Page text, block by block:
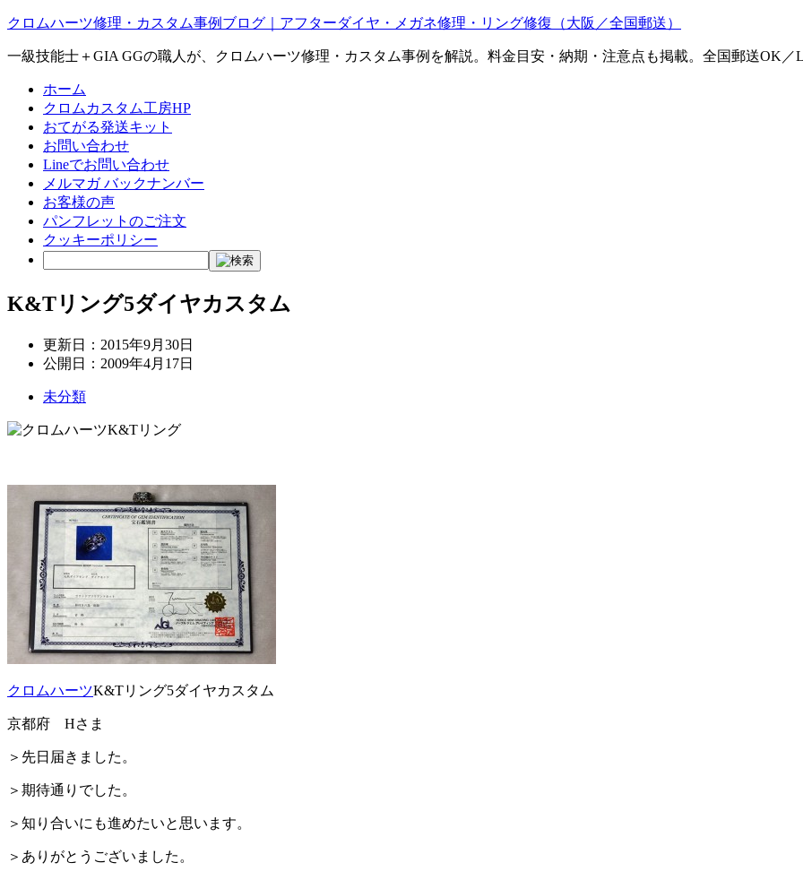
クロムハーツ修理・カスタム事例ブログ｜アフターダイヤ・メガネ修理・リング修復（大阪／全国郵送）
一級技能士＋GIA GGの職人が、クロムハーツ修理・カスタム事例を解説。料金目安・納期・注意点も掲載。全国郵送OK
ホーム
クロムカスタム工房HP
おてがる発送キット
お問い合わせ
Lineでお問い合わせ
メルマガ バックナンバー
お客様の声
パンフレットのご注文
クッキーポリシー
K&Tリング5ダイヤカスタム
更新日： 2015年9月30日
公開日： 2009年4月17日
未分類
クロムハーツK&Tリング5ダイヤカスタム
京都府 Hさま
＞先日届きました。
＞期待通りでした。
＞知り合いにも進めたいと思います。
＞ありがとうございました。